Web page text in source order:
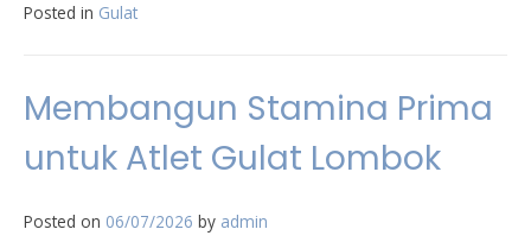
Posted in Gulat
Membangun Stamina Prima
untuk Atlet Gulat Lombok
Posted on 06/07/2026 by admin